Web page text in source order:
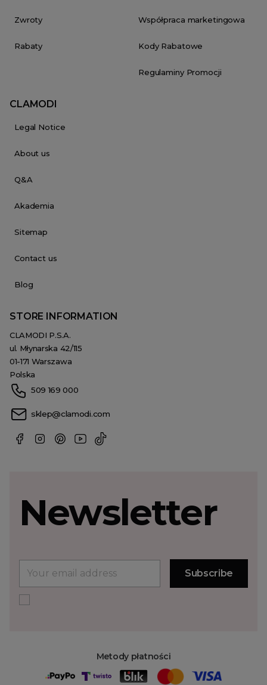
Zwroty
Rabaty
Współpraca marketingowa
Kody Rabatowe
Regulaminy Promocji
CLAMODI
Legal Notice
About us
Q&A
Akademia
Sitemap
Contact us
Blog
STORE INFORMATION
CLAMODI P.S.A.
ul. Młynarska 42/115
01-171 Warszawa
Polska
509 169 000
sklep@clamodi.com
Metody płatności
Newsletter